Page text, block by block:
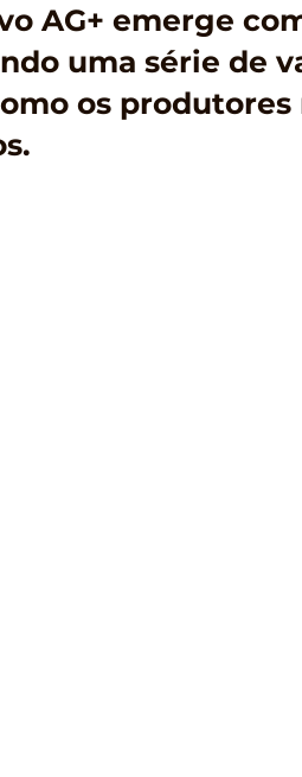
AG+ emerge
uma série de
os